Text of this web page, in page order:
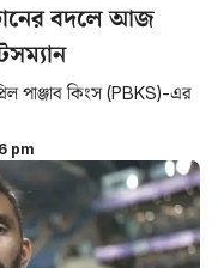
বদলে আজ
পাঞ্জাব কিংস (PBKS)-এর
pm